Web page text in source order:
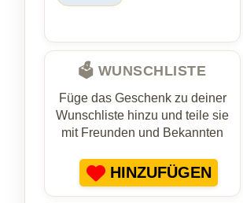
🗳️ WUNSCHLISTE
Füge das Geschenk zu deiner
Wunschliste hinzu und teile sie
mit Freunden und Bekannten
HINZUFÜGEN